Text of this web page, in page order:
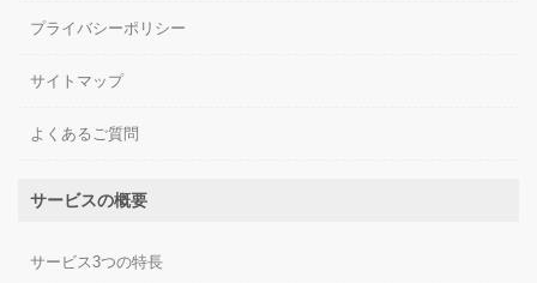
プライバシーポリシー
サイトマップ
よくあるご質問
サービスの概要
サービス3つの特長